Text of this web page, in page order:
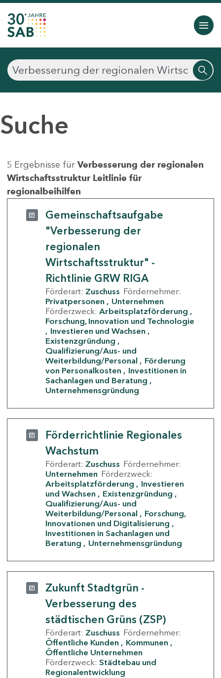
Suche
5 Ergebnisse für Verbesserung der regionalen
Wirtschaftsstruktur Leitlinie für
regionalbeihilfen
Gemeinschaftsaufgabe
"Verbesserung der
regionalen
Wirtschaftsstruktur" -
Richtlinie GRW RIGA
Förderart: Zuschuss Fördernehmer:
Privatpersonen
Unternehmen
Förderzweck: Arbeitsplatzförderung
Forschung, Innovation und Technologie
Investieren und Wachsen
Existenzgründung
Qualifizierung/Aus- und
Weiterbildung/Personal
Förderung
von Personalkosten
Investitionen in
Sachanlagen und Beratung
Unternehmensgründung
Förderrichtlinie Regionales
Wachstum
Förderart: Zuschuss Fördernehmer:
Unternehmen Förderzweck:
Arbeitsplatzförderung
Investieren
und Wachsen
Existenzgründung
Qualifizierung/Aus- und
Weiterbildung/Personal
Forschung,
Innovationen und Digitalisierung
Investitionen in Sachanlagen und
Beratung
Unternehmensgründung
Zukunft Stadtgrün -
Verbesserung des
städtischen Grüns (ZSP)
Förderart: Zuschuss Fördernehmer:
Öffentliche Kunden
Kommunen
Öffentliche Unternehmen
Förderzweck: Städtebau und
Regionalentwicklung